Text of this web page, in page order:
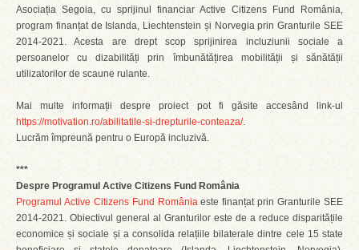
Asociația Segoia, cu sprijinul financiar Active Citizens Fund România,
program finanțat de Islanda, Liechtenstein și Norvegia prin Granturile SEE
2014-2021. Acesta are drept scop sprijinirea incluziunii sociale a
persoanelor cu dizabilități prin îmbunătățirea mobilității și sănătății
utilizatorilor de scaune rulante.
Mai multe informații despre proiect pot fi găsite accesând link-ul
https://motivation.ro/abilitatile-si-drepturile-conteaza/.
Lucrăm împreună pentru o Europă incluzivă.
***
Despre Programul Active Citizens Fund România
Programul Active Citizens Fund Româniaeste finanțat prin Granturile SEE
2014-2021. Obiectivul general al Granturilor este de a reduce disparitățile
economice și sociale și a consolida relațiile bilaterale dintre cele 15 state